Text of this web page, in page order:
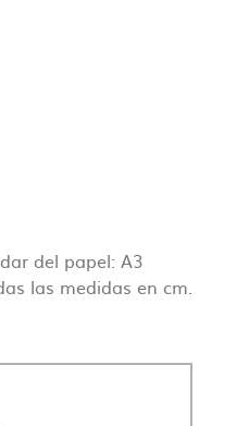
del papel: A3
las medidas en cm.